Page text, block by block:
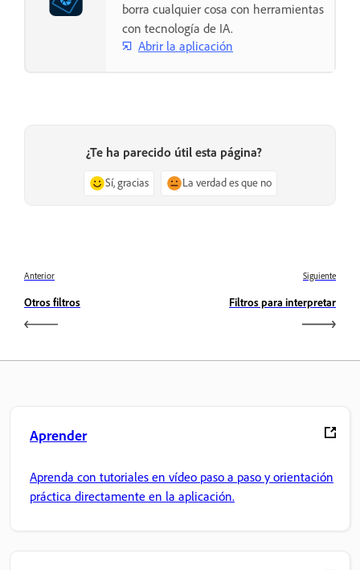
borra cualquier cosa con herramientas
con tecnología de IA.
Abrir la aplicación
¿Te ha parecido útil esta página?
Sí, gracias La verdad es que no
Anterior
Otros filtros
Siguiente
Filtros para interpretar
Aprender
Aprenda con tutoriales en vídeo paso a paso y orientación
práctica directamente en la aplicación.